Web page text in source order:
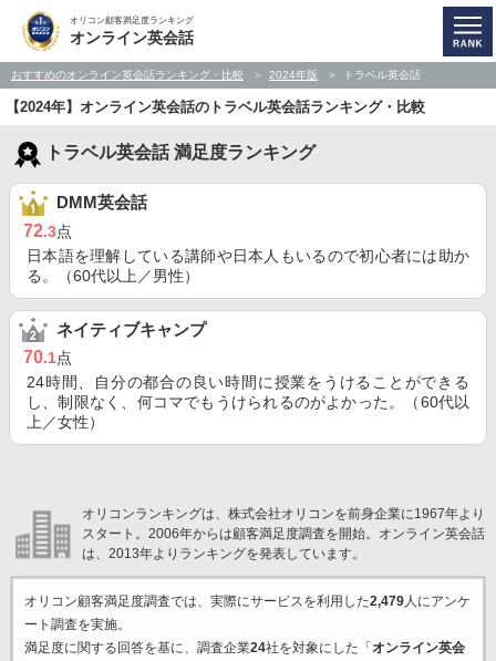
オリコン顧客満足度ランキング
オンライン英会話
おすすめのオンライン英会話ランキング・比較 2024年版 トラベル英会話
【2024年】オンライン英会話のトラベル英会話ランキング・比較
トラベル英会話 満足度ランキング
DMM英会話
72.3点
日本語を理解している講師や日本人もいるので初心者には助か
る。（60代以上／男性）
ネイティブキャンプ
70.1点
24時間、自分の都合の良い時間に授業をうけることができる
し、制限なく、何コマでもうけられるのがよかった。（60代以
上／女性）
オリコンランキングは、株式会社オリコンを前身企業に1967年より
スタート。2006年からは顧客満足度調査を開始。オンライン英会話
は、2013年よりランキングを発表しています。
オリコン顧客満足度調査では、実際にサービスを利用した2,479人にアンケ
ート調査を実施。
満足度に関する回答を基に、調査企業24社を対象にした「 オンライン英会